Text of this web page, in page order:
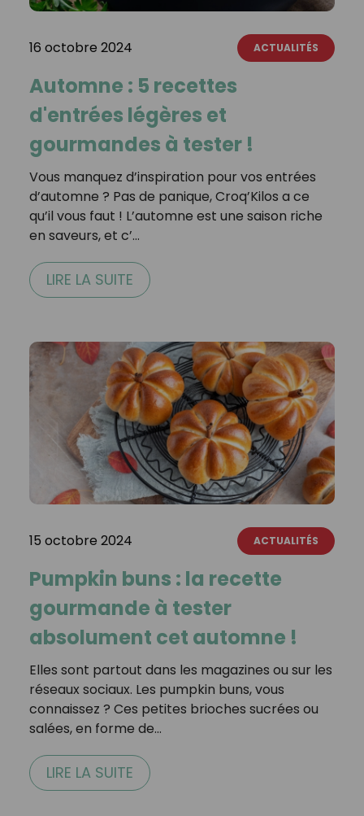
16 octobre 2024 ACTUALITÉS
Automne : 5 recettes
d'entrées légères et
gourmandes à tester !
Vous manquez d’inspiration pour vos entrées
d’automne ? Pas de panique, Croq’Kilos a ce
qu’il vous faut ! L’automne est une saison riche
en saveurs, et c’…
LIRE LA SUITE
15 octobre 2024 ACTUALITÉS
Pumpkin buns : la recette
gourmande à tester
absolument cet automne !
Elles sont partout dans les magazines ou sur les
réseaux sociaux. Les pumpkin buns, vous
connaissez ? Ces petites brioches sucrées ou
salées, en forme de…
LIRE LA SUITE